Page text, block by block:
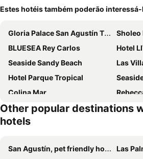
Estes hotéis também poderão
Gloria Palace San Agustín Thalasso & Hotel
Sholeo
BLUESEA Rey Carlos
Hotel
Seaside Sandy Beach
Las
Hotel Parque Tropical
Colina Mar
Vista Bonita - Gay and Lesbian Only Resort
Oasis
Sun Club Aguila Playa
Apartamentos Gelimar
Sweet
Other popular destinations
hotels
San Agustín, pet friendly hotels
Las